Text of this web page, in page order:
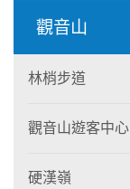
觀音山
林梢步道
觀音山遊客中心
硬漢嶺